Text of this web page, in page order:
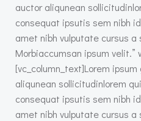
auctor aliqunean
consequat ipsutis sem nibh
amet nibh vulputate cursus
Morbiaccumsan ipsum velit.”
[vc_column_text]Lorem
aliqunean sollicitudinlorem
consequat ipsutis sem nibh
amet nibh vulputate cursus